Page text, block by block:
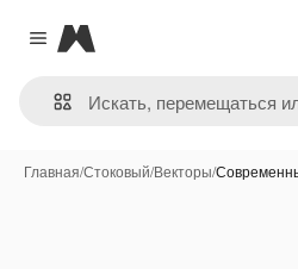
Close menu
Magnific
Главная/Стоковый/Векторы/